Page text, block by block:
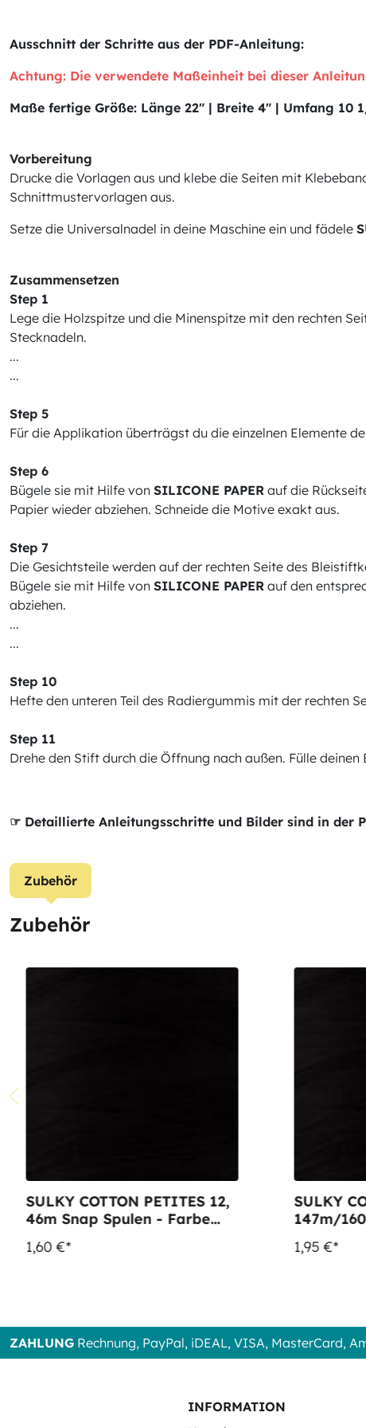
Ausschnitt der Schritte aus der PDF-Anleitung:
Achtung: Die verwendete Maßeinheit bei dieser
Maße fertige Größe: Länge 22" | Breite 4" | Umfang 10
Vorbereitung
Drucke die Vorlagen aus und klebe die Seiten mit
Schnittmustervorlagen aus.
Setze die Universalnadel in deine Maschine ein und fädele
Zusammensetzen
Step 1
Lege die Holzspitze und die Minenspitze mit den rechten
Stecknadeln.
...
...
Step 5
Für die Applikation überträgst du die einzelnen Elemente
Step 6
Bügele sie mit Hilfe von SILICONE PAPER auf die
Papier wieder abziehen. Schneide die Motive exakt aus.
Step 7
Die Gesichtsteile werden auf der rechten Seite des
Bügele sie mit Hilfe von SILICONE PAPER auf den
abziehen.
...
...
Step 10
Hefte den unteren Teil des Radiergummis mit der rechten
Step 11
Drehe den Stift durch die Öffnung nach außen. Fülle
☞ Detaillierte Anleitungsschritte und Bilder sind in der
Zubehör
Zubehör
SULKY COTTON PETITES 12,
46m Snap Spulen - Farbe
1,60 €*
SULKY
147m/
1,95 €*
ZAHLUNG Rechnung, PayPal, iDEAL, VISA, MasterCard,
INFORMATION